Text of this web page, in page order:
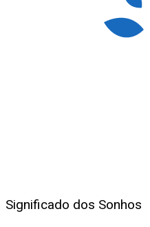
Significado dos Sonhos